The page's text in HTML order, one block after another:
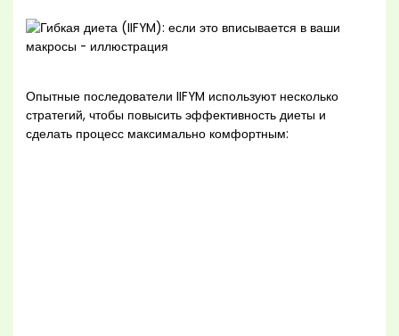
Опытные последователи IIFYM используют несколько
стратегий, чтобы повысить эффективность диеты и
сделать процесс максимально комфортным: